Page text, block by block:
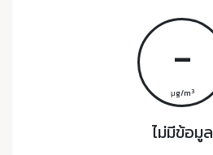
-
μg/m3
ไม่มีข้อมูล